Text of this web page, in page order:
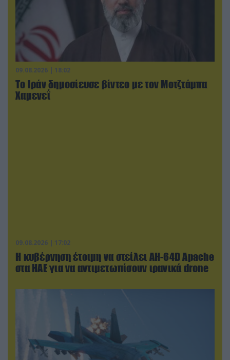
09.08.2026 | 18:02
Το Ιράν δημοσίευσε βίντεο με τον Μοτζτάμπα
Χαμενεΐ
09.08.2026 | 17:02
Η κυβέρνηση έτοιμη να στείλει AH-64D Apache
στα ΗΑΕ για να αντιμετωπίσουν ιρανικά drone